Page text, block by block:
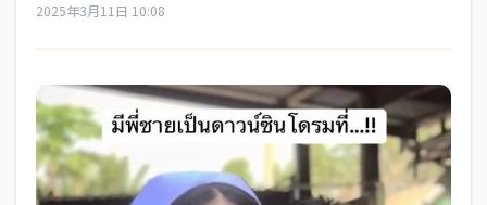
2025年3月11日 10:08